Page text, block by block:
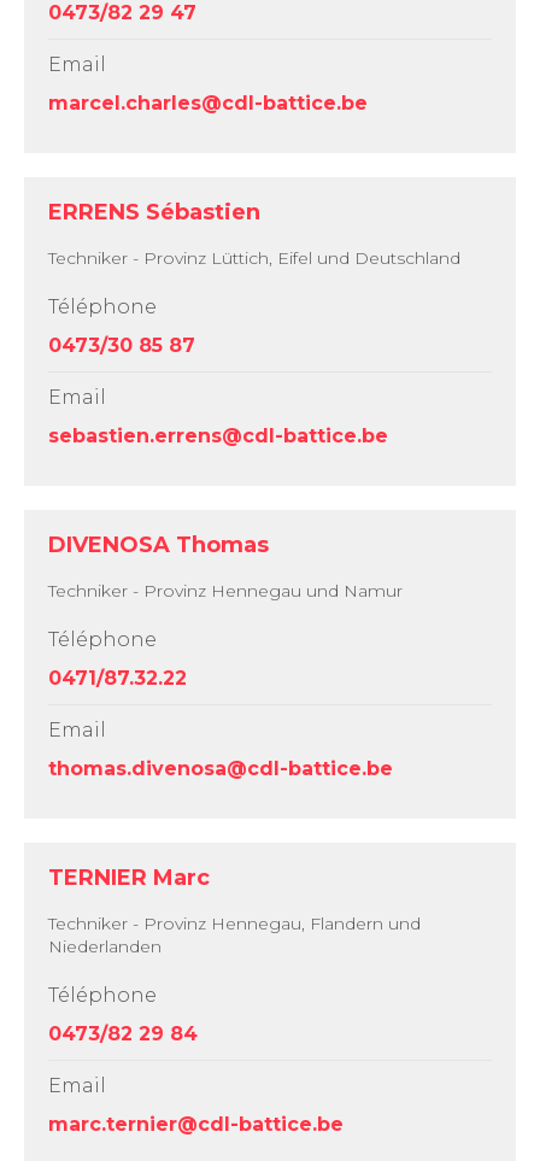
0473/82 29 47
Email
marcel.charles@cdl-battice.be
ERRENS Sébastien
Techniker - Provinz Lüttich, Eifel und Deutschland
Téléphone
0473/30 85 87
Email
sebastien.errens@cdl-battice.be
DIVENOSA Thomas
Techniker - Provinz Hennegau und Namur
Téléphone
0471/87.32.22
Email
thomas.divenosa@cdl-battice.be
TERNIER Marc
Techniker - Provinz Hennegau, Flandern und
Niederlanden
Téléphone
0473/82 29 84
Email
marc.ternier@cdl-battice.be